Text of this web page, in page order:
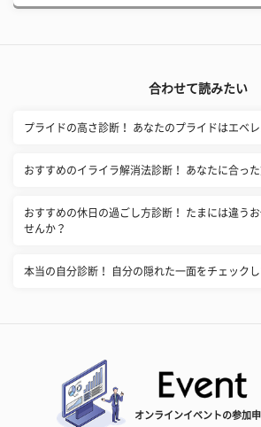
合わせて読みたい
プライドの高さ診断！ あなたのプライドはエベ
おすすめのイライラ解消法診断！ あなたに合っ
おすすめの休日の過ごし方診断！ たまには違う
せんか？
本当の自分診断！ 自分の隠れた一面をチェックし
オンラインイベントの参加